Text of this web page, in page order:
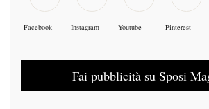
Facebook Instagram Youtube Pinterest
Fai pubblicità su Sposi